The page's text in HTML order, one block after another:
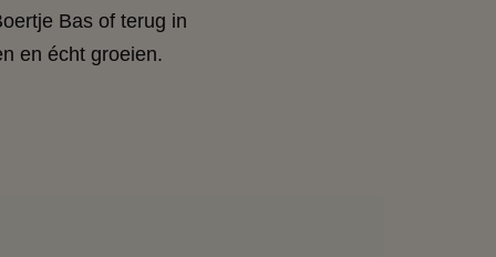
Bas of terug in
en écht groeien.